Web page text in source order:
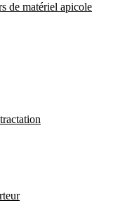
de matériel apicole